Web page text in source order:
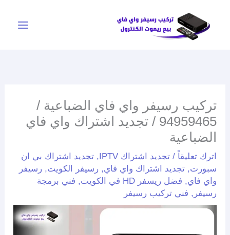
المحتوى
تركيب رسيفر واي فاي الضباعية /
94959465 / تجديد اشتراك واي فاي
الضباعية
اترك تعليقاً /تجديد اشتراك IPTV ,تجديد اشتراك بي ان
سبورت,تجديد اشتراك واي فاي,رسيفر الكويت,رسيفر
واي فاي, فضل ريسفر HD في الكويت , فني برمجة
رسيفر , فني تركيب رسيفر